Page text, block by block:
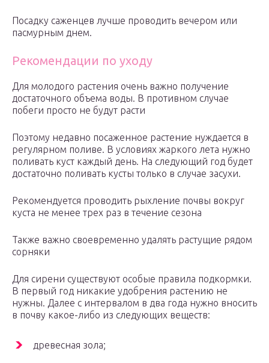
Посадку саженцев лучше проводить вечером или
пасмурным днем.
Рекомендации по уходу
Для молодого растения очень важно получение
достаточного объема воды. В противном случае
побеги просто не будут расти
Поэтому недавно посаженное растение нуждается в
регулярном поливе. В условиях жаркого лета нужно
поливать куст каждый день. На следующий год будет
достаточно поливать кусты только в случае засухи.
Рекомендуется проводить рыхление почвы вокруг
куста не менее трех раз в течение сезона
Также важно своевременно удалять растущие рядом
сорняки
Для сирени существуют особые правила подкормки.
В первый год никакие удобрения растению не
нужны. Далее с интервалом в два года нужно вносить
в почву какое-либо из следующих веществ:
древесная зола;